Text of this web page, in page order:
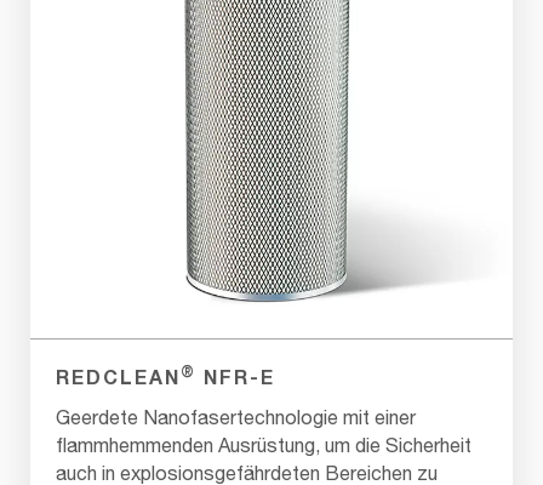
REDCLEAN ® NFR-E
Geerdete Nanofasertechnologie mit einer
flammhemmenden Ausrüstung, um die Sicherheit
auch in explosionsgefährdeten Bereichen zu